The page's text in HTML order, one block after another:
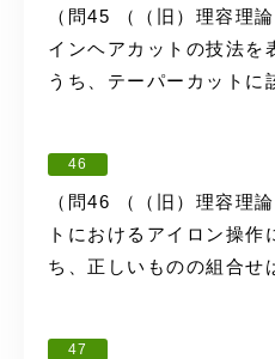
（問45 （（旧）理容理
インヘアカットの技法を
うち、テーパーカットに
46
（問46 （（旧）理容理
トにおけるアイロン操作
ち、正しいものの組合
47